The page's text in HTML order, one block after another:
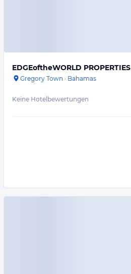
EDGEoftheWORLD PROPERTIES
Gregory Town · Bahamas
Keine Hotelbewertungen